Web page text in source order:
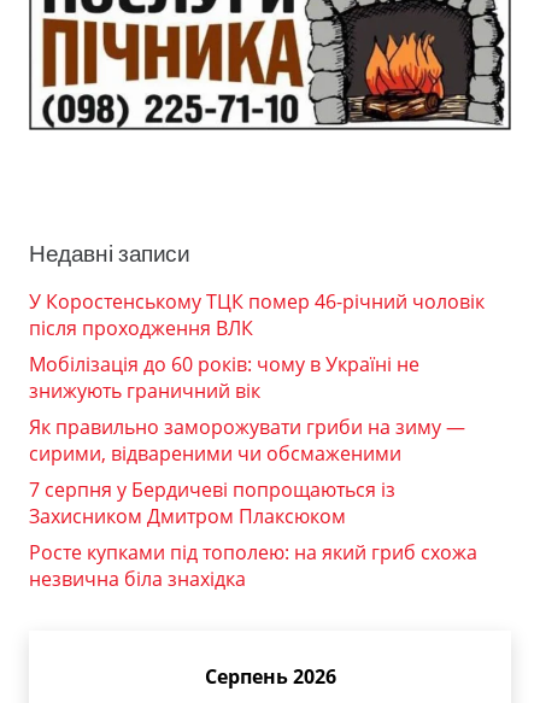
Недавні записи
У Коростенському ТЦК помер 46-річний чоловік
після проходження ВЛК
Мобілізація до 60 років: чому в Україні не
знижують граничний вік
Як правильно заморожувати гриби на зиму —
сирими, відвареними чи обсмаженими
7 серпня у Бердичеві попрощаються із
Захисником Дмитром Плаксюком
Росте купками під тополею: на який гриб схожа
незвична біла знахідка
Серпень 2026